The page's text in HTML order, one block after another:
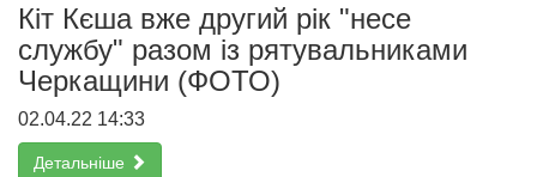
Кіт Кєша вже другий рік "несе
службу" разом із рятувальниками
Черкащини (ФОТО)
02.04.22 14:33
Детальніше